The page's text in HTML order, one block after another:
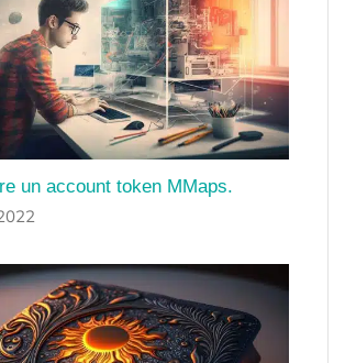
un account token MMaps.